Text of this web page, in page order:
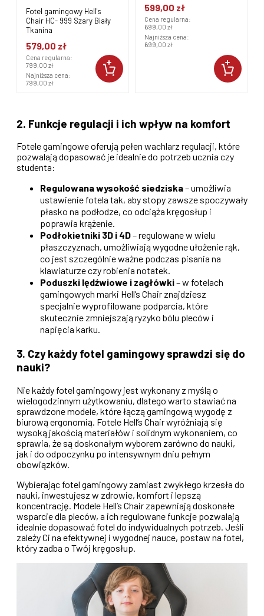
Fotel gamingowy Hell's
Chair HC- 999 Szary Biały
Tkanina
579,00 zł
Cena regularna:
799,00 zł
Najniższa cena:
799,00 zł
599,00 zł
Cena regularna:
699,00 zł
Najniższa cena:
699,00 zł
2. Funkcje regulacji i ich wpływ na komfort
Fotele gamingowe oferują pełen wachlarz regulacji, które
pozwalają dopasować je idealnie do potrzeb ucznia czy
studenta:
Regulowana wysokość siedziska– umożliwia
ustawienie fotela tak, aby stopy zawsze spoczywały
płasko na podłodze, co odciąża kręgosłup i
poprawia krążenie.
Podłokietniki 3D i 4D– regulowane w wielu
płaszczyznach, umożliwiają wygodne ułożenie rąk,
co jest szczególnie ważne podczas pisania na
klawiaturze czy robienia notatek.
Poduszki lędźwiowe i zagłówki– w fotelach
gamingowych marki Hell’s Chair znajdziesz
specjalnie wyprofilowane podparcia, które
skutecznie zmniejszają ryzyko bólu pleców i
napięcia karku.
3. Czy każdy fotel gamingowy sprawdzi się do
nauki?
Nie każdy fotel gamingowy jest wykonany z myślą o
wielogodzinnym użytkowaniu, dlatego warto stawiać na
sprawdzone modele, które łączą gamingową wygodę z
biurową ergonomią. Fotele Hell’s Chair wyróżniają się
wysoką jakością materiałów i solidnym wykonaniem, co
sprawia, że są doskonałym wyborem zarówno do nauki,
jak i do odpoczynku po intensywnym dniu pełnym
obowiązków.
Wybierając fotel gamingowy zamiast zwykłego krzesła do
nauki, inwestujesz w zdrowie, komfort i lepszą
koncentrację. Modele Hell’s Chair zapewniają doskonałe
wsparcie dla pleców, a ich regulowane funkcje pozwalają
idealnie dopasować fotel do indywidualnych potrzeb. Jeśli
zależy Ci na efektywnej i wygodnej nauce, postaw na fotel,
który zadba o Twój kręgosłup.